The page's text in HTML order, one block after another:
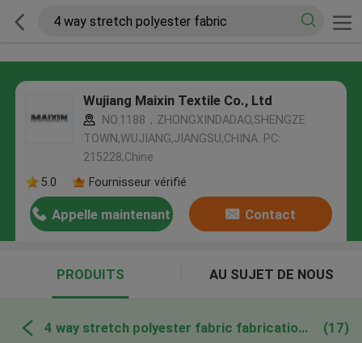
Wujiang Maixin Textile Co., Ltd
NO.1188，ZHONGXINDADAO,SHENGZE
TOWN,WUJIANG,JIANGSU,CHINA. PC:
215228,Chine
5.0
Fournisseur vérifié
Appelle maintenant Contact
PRODUITS AU SUJET DE NOUS
4 way stretch polyester fabric fabrication en ligne (17)